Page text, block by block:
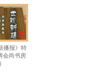
房正在编
民化)
报告指出
播报》特
尚书房